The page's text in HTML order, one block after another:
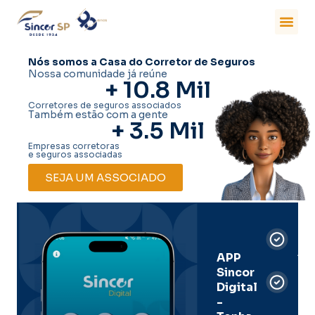
Nós somos a Casa do Corretor de Seguros
Nossa comunidade já reúne
+ 10.8 Mil
Corretores de seguros associados
Também estão com a gente
+ 3.5 Mil
Empresas corretoras
e seguros associadas
SEJA UM ASSOCIADO
APP
Sincor
Digital
-